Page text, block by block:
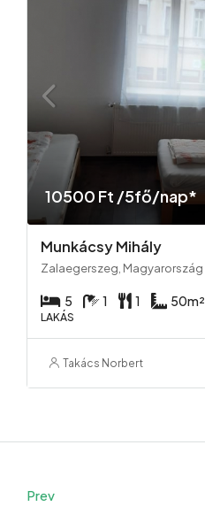
10500 Ft /5fő/nap*
Munkácsy Mihály
Zalaegerszeg, Magyarország
5 1 1 50m²
LAKÁS
Takács Norbert
Prev